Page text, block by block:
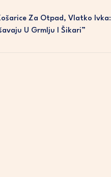
Za Otpad, Vlatko Ivka:
U Grmlju I Šikari”